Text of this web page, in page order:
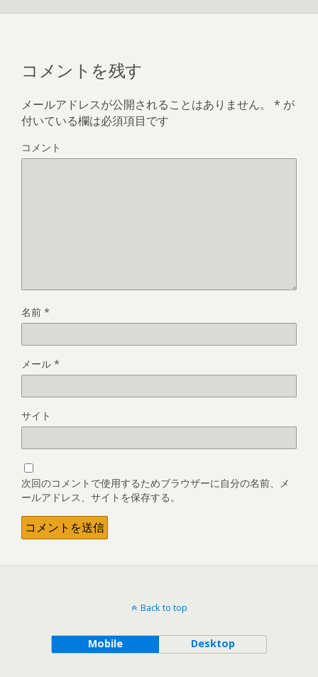
コメントを残す
メールアドレスが公開されることはありません。 * が
付いている欄は必須項目です
コメント
名前 *
メール *
サイト
次回のコメントで使用するためブラウザーに自分の名前、メ
ールアドレス、サイトを保存する。
Back to top
Mobile Desktop